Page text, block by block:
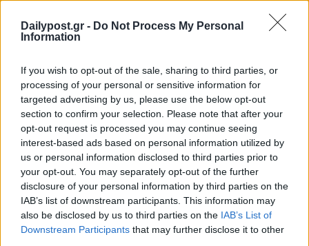
Dailypost.gr - Do Not Process My Personal
Information
If you wish to opt-out of the sale, sharing to third parties, or
processing of your personal or sensitive information for
targeted advertising by us, please use the below opt-out
section to confirm your selection. Please note that after your
opt-out request is processed you may continue seeing
interest-based ads based on personal information utilized by
us or personal information disclosed to third parties prior to
your opt-out. You may separately opt-out of the further
disclosure of your personal information by third parties on the
IAB’s list of downstream participants. This information may
also be disclosed by us to third parties on the IAB’s List of
Downstream Participants that may further disclose it to other